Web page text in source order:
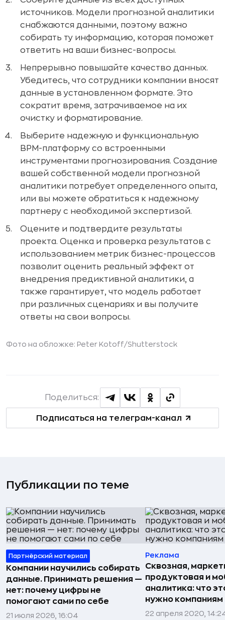
источников. Модели прогнозной аналитики
снабжаются данными, поэтому важно
собирать ту информацию, которая поможет
ответить на ваши бизнес-вопросы.
Непрерывно повышайте качество данных.
Убедитесь, что сотрудники компании вносят
данные в установленном формате. Это
сократит время, затрачиваемое на их
очистку и форматирование.
Выберите надежную и функциональную
BPM-платформу со встроенными
инструментами прогнозирования. Создание
вашей собственной модели прогнозной
аналитики потребует определенного опыта,
или вы можете обратиться к надежному
партнеру с необходимой экспертизой.
Оцените и подтвердите результаты
проекта. Оценка и проверка результатов с
использованием метрик бизнес-процессов
позволит оценить реальный эффект от
внедрения предиктивной аналитики, а
также гарантирует, что модель работает
при различных сценариях и вы получите
ответы на свои вопросы.
Фото на обложке: Peter Kotoff/Shutterstock
Подписаться на телеграм-канал
Поделиться:
Публикации по теме
Партнёрский материал
Компании научились собирать
данные. Принимать решения —
нет: почему цифры не
помогают сами по себе
21 июля 2026, 16:04
Реклама
Сквозная,
продуктовая и
аналитика: что
нужно компаниям
22 апреля 2020,